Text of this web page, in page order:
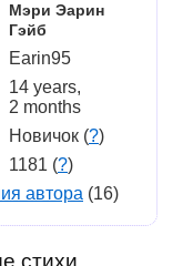
Мэри Эарин
Гэйб
Earin95
14 years,
2 months
Новичок (?)
1181 (?)
автора (16)
стихи